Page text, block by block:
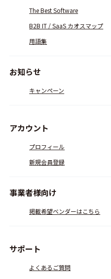
The Best Software
B2B IT / SaaS カオスマップ
用語集
お知らせ
キャンペーン
アカウント
プロフィール
新規会員登録
事業者様向け
掲載希望ベンダーはこちら
サポート
よくあるご質問